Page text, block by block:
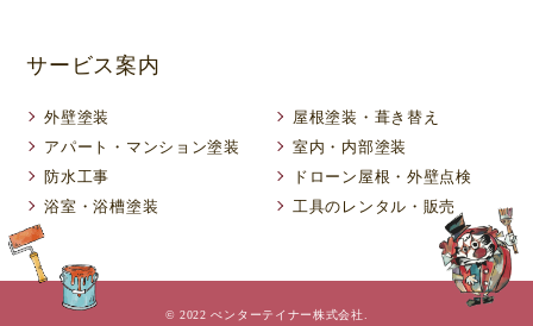
サービス案内
外壁塗装
アパート・マンション塗装
防水工事
浴室・浴槽塗装
屋根塗装・葺き替え
室内・内部塗装
ドローン屋根・外壁点検
工具のレンタル・販売
© 2022 ぺンターテイナー株式会社.